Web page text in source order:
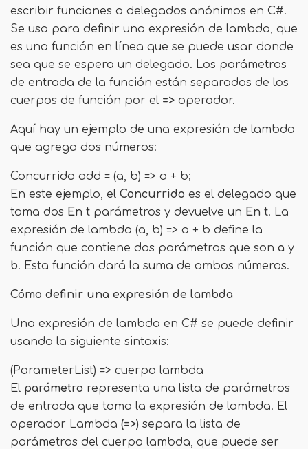
escribir funciones o delegados anónimos en C#.
Se usa para definir una expresión de lambda, que
es una función en línea que se puede usar donde
sea que se espera un delegado. Los parámetros
de entrada de la función están separados de los
cuerpos de función por el => operador.
Aquí hay un ejemplo de una expresión de lambda
que agrega dos números:
Concurrido add = (a, b) => a + b;
En este ejemplo, el Concurrido es el delegado que
toma dos En t parámetros y devuelve un En t. La
expresión de lambda (a, b) => a + b define la
función que contiene dos parámetros que son a y
b. Esta función dará la suma de ambos números.
Cómo definir una expresión de lambda
Una expresión de lambda en C# se puede definir
usando la siguiente sintaxis:
(ParameterList) => cuerpo lambda
El parámetro representa una lista de parámetros
de entrada que toma la expresión de lambda. El
operador Lambda (=>) separa la lista de
parámetros del cuerpo lambda, que puede ser